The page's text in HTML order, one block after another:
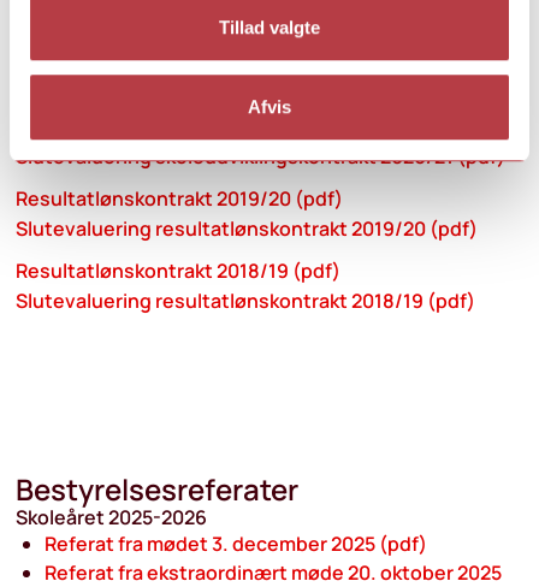
Tillad valgte
Afvis
Skoleudviklingskontrakt 2022/23 (pdf)
Slutevaluering skoleudviklingskontrakt 2022/23 (pdf)
Slutevaluering skoleudviklingskontrakt 2020/21 (pdf)
Resultatlønskontrakt 2019/20 (pdf)
Slutevaluering resultatlønskontrakt 2019/20 (pdf)
Resultatlønskontrakt 2018/19 (pdf)
Slutevaluering resultatlønskontrakt 2018/19 (pdf)
Bestyrelsesreferater
Skoleåret 2025-2026
Referat fra mødet 3. december 2025 (pdf)
Referat fra ekstraordinært møde 20. oktober 2025